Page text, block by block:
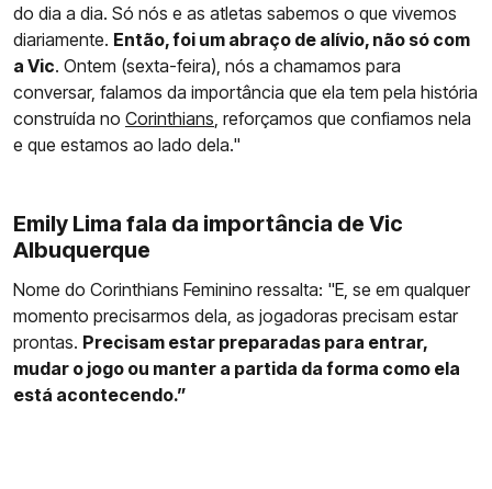
do dia a dia. Só nós e as atletas sabemos o que vivemos
diariamente. Então, foi um abraço de alívio, não só com
a Vic. Ontem (sexta-feira), nós a chamamos para
conversar, falamos da importância que ela tem pela história
construída no Corinthians, reforçamos que confiamos nela
e que estamos ao lado dela."
Emily Lima fala da importância de Vic
Albuquerque
Nome do Corinthians Feminino ressalta: "E, se em qualquer
momento precisarmos dela, as jogadoras precisam estar
prontas. Precisam estar preparadas para entrar,
mudar o jogo ou manter a partida da forma como ela
está acontecendo.”